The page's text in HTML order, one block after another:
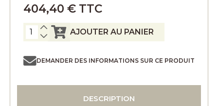
404,40 € TTC
AJOUTER AU PANIER
DEMANDER DES INFORMATIONS SUR CE PRODUIT
DESCRIPTION